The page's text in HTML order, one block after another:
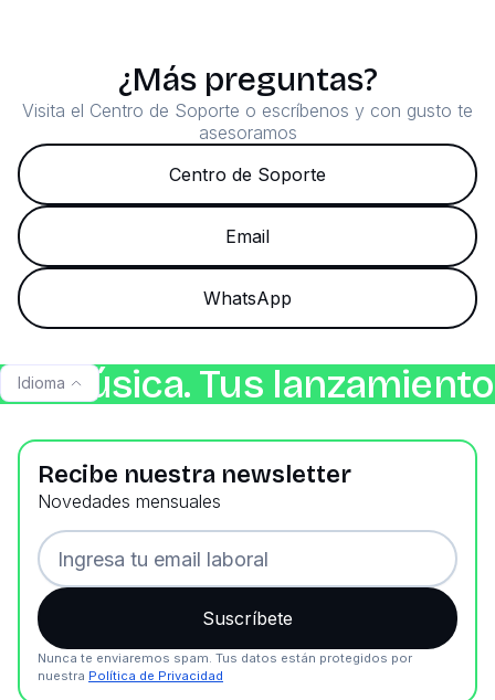
¿Más preguntas?
Visita el Centro de Soporte o escríbenos y con gusto te
asesoramos
Centro de Soporte
Email
WhatsApp
Idioma
Tu música. Tus
Recibe nuestra newsletter
Novedades mensuales
Nunca te enviaremos spam. Tus datos están protegidos por
nuestra Política de Privacidad